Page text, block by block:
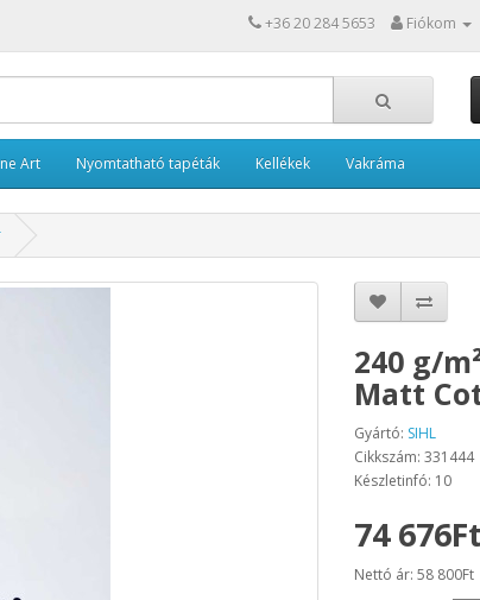
+36 20 284 5653 Fiókom
Art Nyomtatható tapéták Kellékek Vakráma
240 g/
Matt
Gyártó: SIHL
Cikkszám: 331444
Készletinfó: 10
74 676Ft
Nettó ár: 58 800Ft